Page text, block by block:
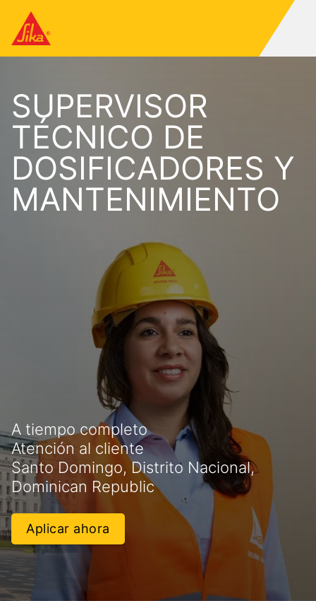
SUPERVISOR
TÉCNICO DE
DOSIFICADORES Y
MANTENIMIENTO
A tiempo completo
Atención al cliente
Santo Domingo, Distrito Nacional,
Dominican Republic
Aplicar ahora